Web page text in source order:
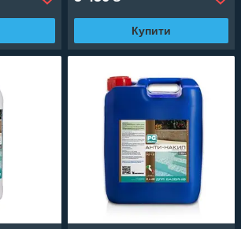
Купити